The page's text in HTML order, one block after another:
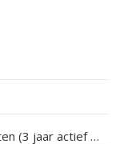
Nee, in 2016 gesloten (3 jaar actief geweest)